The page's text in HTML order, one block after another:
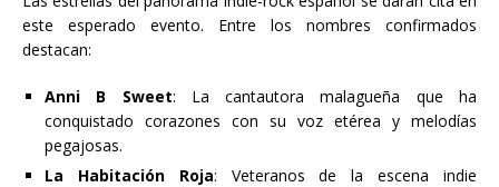
este esperado evento. Entre los nombres confirmados
destacan:
Anni B Sweet: La cantautora malagueña que ha
conquistado corazones con su voz etérea y melodías
pegajosas.
La Habitación Roja: Veteranos de la escena indie